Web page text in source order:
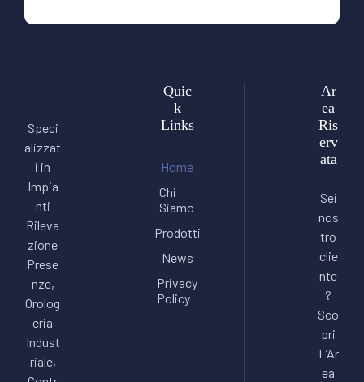
Speci
alizzat
i in
Impia
nti
Rileva
zione
Prese
nze,
Orolog
eria
Indust
riale,
Quic
k
Links
Home
Chi
Siamo
Prodotti
News
Privacy
Policy
Ar
ea
Ris
erv
ata
Sei
nos
tro
clie
nte
?
Sco
pri
L’Ar
ea